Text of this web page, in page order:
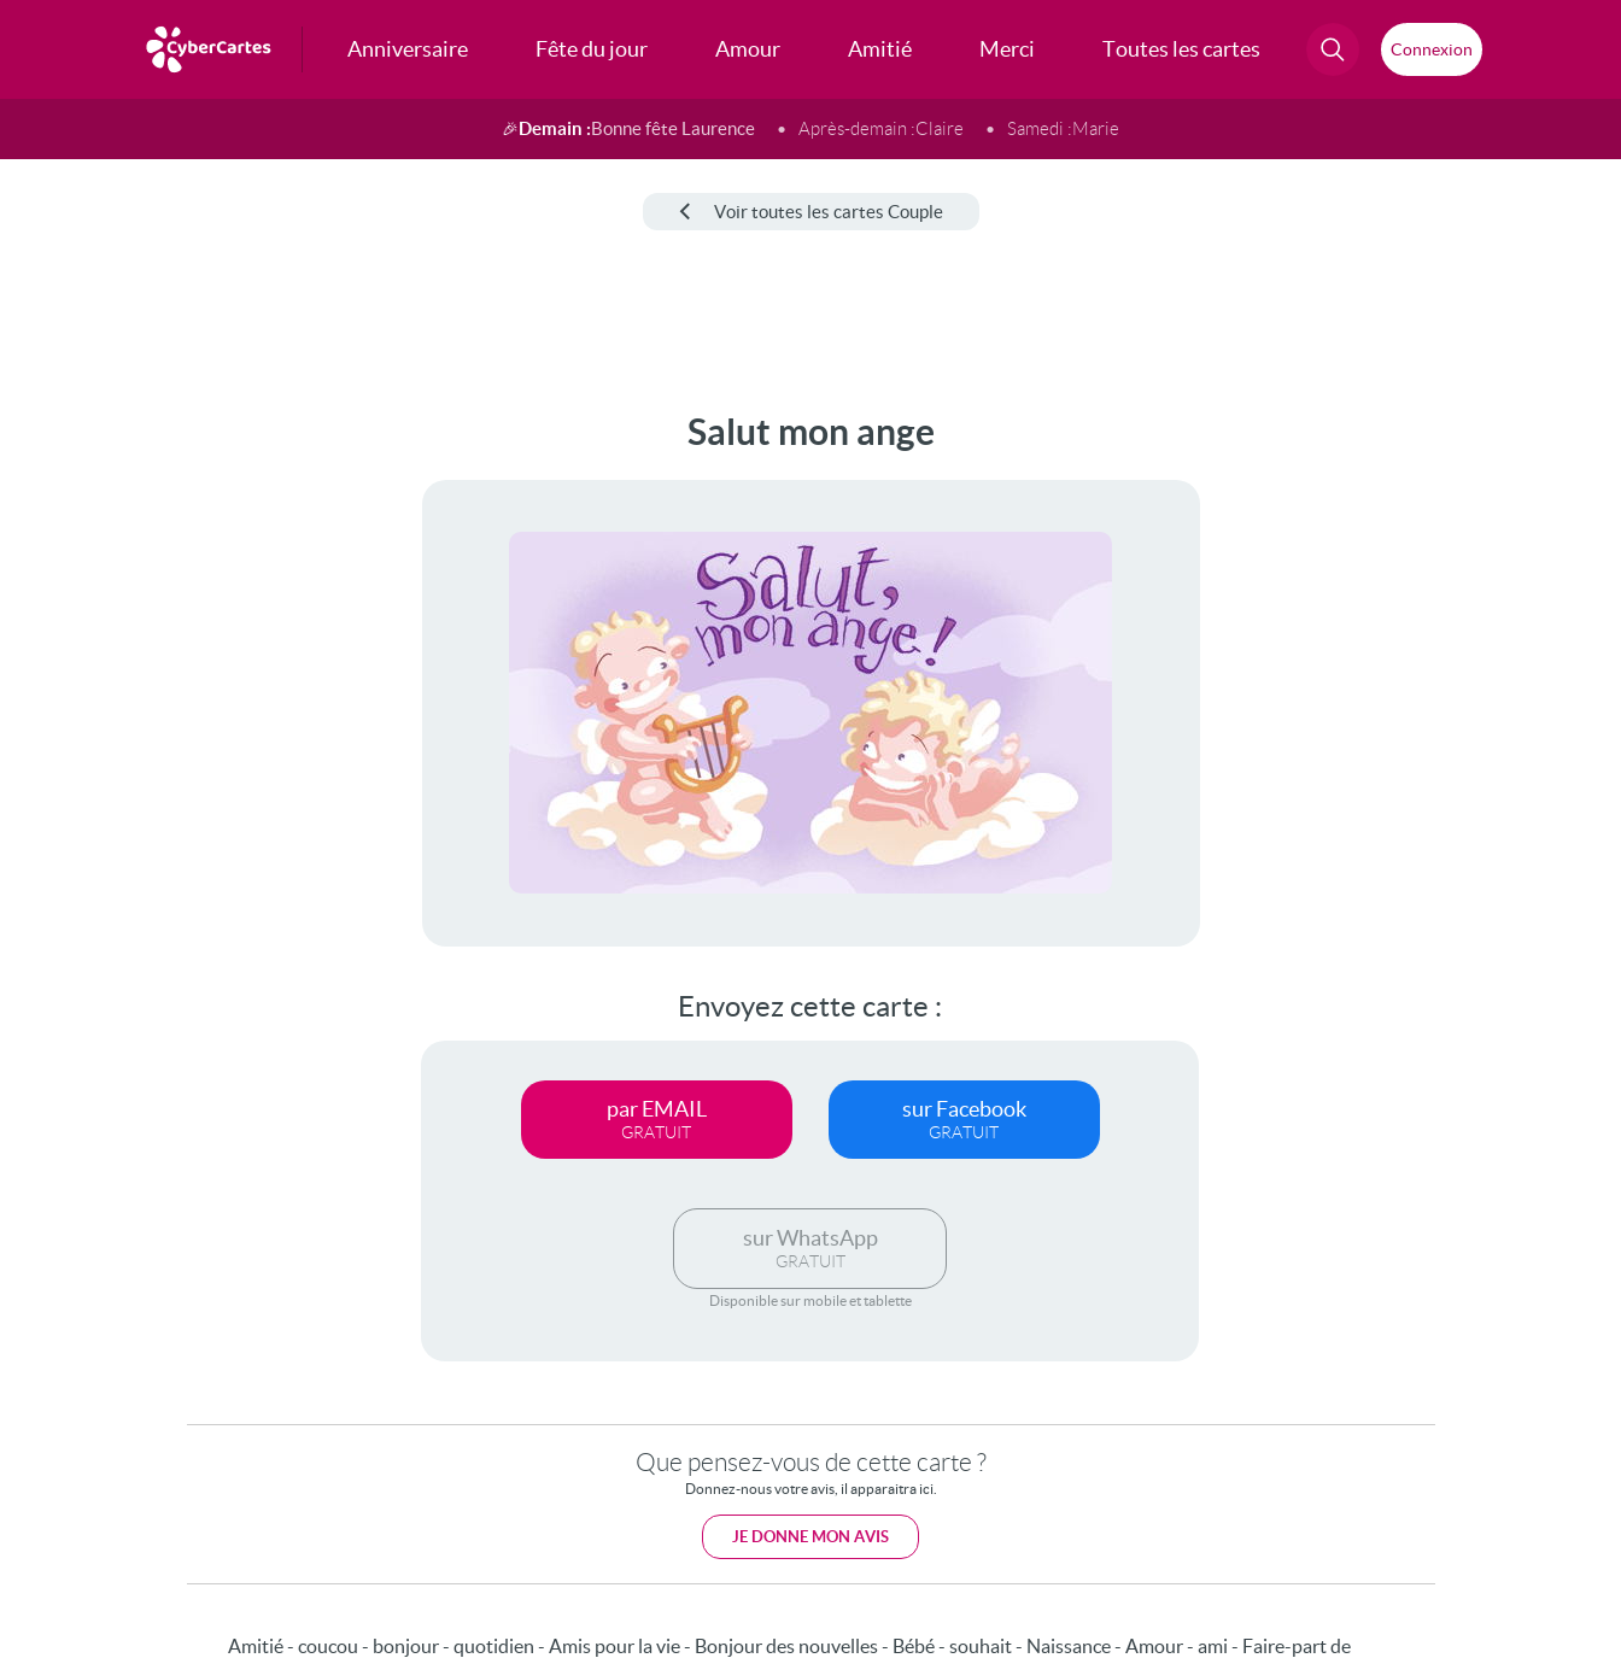
Anniversaire Fête du jour Amour Amitié Merci Toutes les cartes Connexion
🎉Demain :Bonne fête Laurence Après-demain :Claire Samedi :Marie
Voir toutes les cartes Couple
Salut mon ange
Envoyez cette carte :
par EMAIL
GRATUIT
sur Facebook
GRATUIT
sur WhatsApp
GRATUIT
Disponible sur mobile et tablette
Que pensez-vous de cette carte ?
Donnez-nous votre avis, il apparaitra ici.
JE DONNE MON AVIS
Amitié - coucou - bonjour - quotidien - Amis pour la vie - Bonjour des nouvelles - Bébé - souhait - Naissance - Amour - ami - Faire-part de